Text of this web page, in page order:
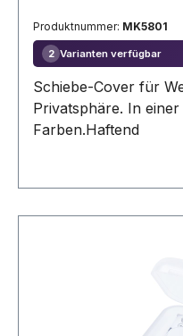
Produktnummer: MK5801
2 Varianten verfügbar
Schiebe-Cover für
Privatsphäre. In
Farben.Haftend